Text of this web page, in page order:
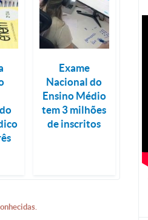
Exame
Nacional do
Ensino Médio
tem 3 milhões
de inscritos